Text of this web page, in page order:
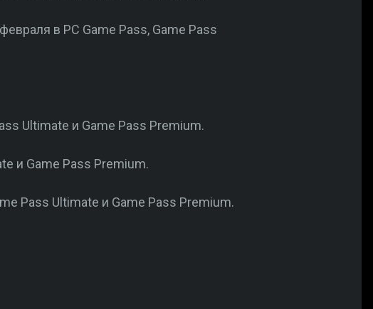
в PC Game Pass, Game Pass
Ultimate и Game Pass Premium.
и Game Pass Premium.
Pass Ultimate и Game Pass Premium.